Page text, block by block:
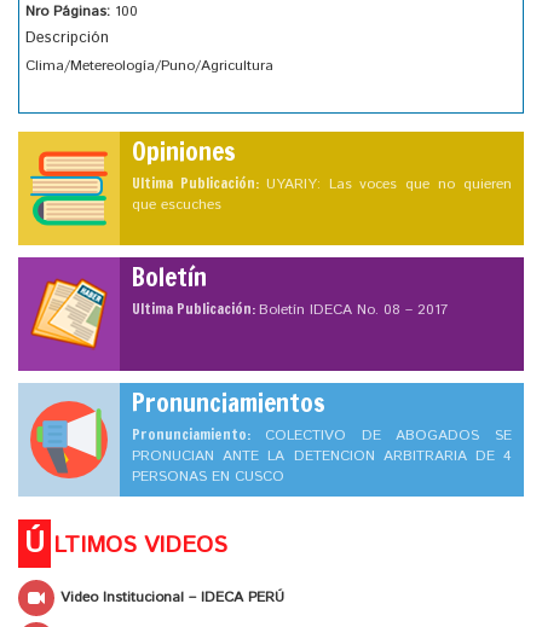
Nro Páginas: 100
Descripción
Clima/Metereología/Puno/Agricultura
Opiniones
Ultima Publicación: UYARIY: Las voces que no quieren
que escuches
Boletín
Ultima Publicación:Boletín IDECA No. 08 – 2017
Pronunciamientos
Pronunciamiento: COLECTIVO DE ABOGADOS SE
PRONUCIAN ANTE LA DETENCION ARBITRARIA DE 4
PERSONAS EN CUSCO
Ú LTIMOS VIDEOS
Video Institucional – IDECA PERÚ